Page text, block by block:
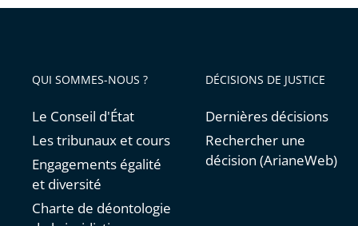
QUI SOMMES-NOUS ?
Le Conseil d'État
Les tribunaux et cours
Engagements égalité
et diversité
Charte de déontologie
DÉCISIONS DE JUSTICE
Dernières décisions
Rechercher une
décision (ArianeWeb)